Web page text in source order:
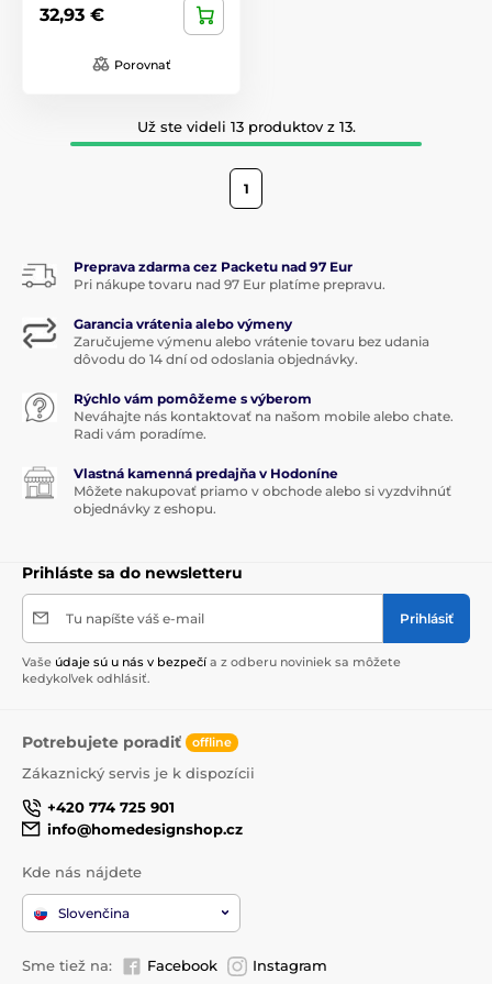
32,93 €
Porovnať
Už ste videli 13 produktov z 13.
1
Preprava zdarma cez Packetu nad 97 Eur
Pri nákupe tovaru nad 97 Eur platíme prepravu.
Garancia vrátenia alebo výmeny
Zaručujeme výmenu alebo vrátenie tovaru bez udania
dôvodu do 14 dní od odoslania objednávky.
Rýchlo vám pomôžeme s výberom
Neváhajte nás kontaktovať na našom mobile alebo chate.
Radi vám poradíme.
Vlastná kamenná predajňa v Hodoníne
Môžete nakupovať priamo v obchode alebo si vyzdvihnúť
objednávky z eshopu.
Prihláste sa do newsletteru
Tu napíšte váš e-mail Prihlásiť
Vaše údaje sú u nás v bezpečí a z odberu noviniek sa môžete
kedykoľvek odhlásiť.
Potrebujete poradiť offline
Zákaznický servis je k dispozícii
+420 774 725 901
info@homedesignshop.cz
Kde nás nájdete
Slovenčina
Sme tiež na: Facebook Instagram